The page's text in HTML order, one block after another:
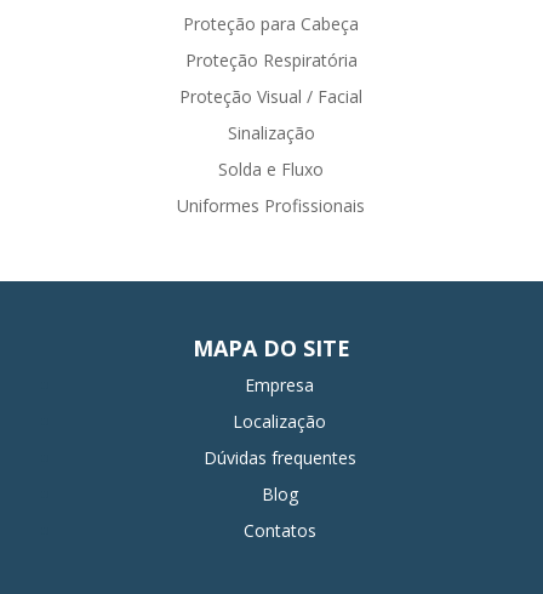
Proteção para Cabeça
Proteção Respiratória
Proteção Visual / Facial
Sinalização
Solda e Fluxo
Uniformes Profissionais
MAPA DO SITE
Empresa
Localização
Dúvidas frequentes
Blog
Contatos